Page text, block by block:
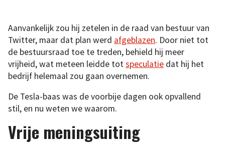
Aanvankelijk zou hij zetelen in de raad van bestuur van
Twitter, maar dat plan werd afgeblazen. Door niet tot
de bestuursraad toe te treden, behield hij meer
vrijheid, wat meteen leidde totspeculatie dat hij het
bedrijf helemaal zou gaan overnemen.
De Tesla-baas was de voorbije dagen ook opvallend
stil, en nu weten we waarom.
Vrije meningsuiting